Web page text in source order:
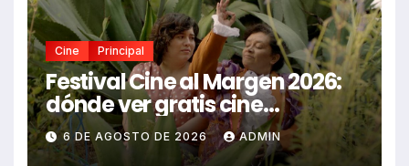
Cine Principal
Festival Cine al Margen 2026:
dónde ver gratis cine
mexicano independiente en
CDMX y en línea
6 DE AGOSTO DE 2026 ADMIN